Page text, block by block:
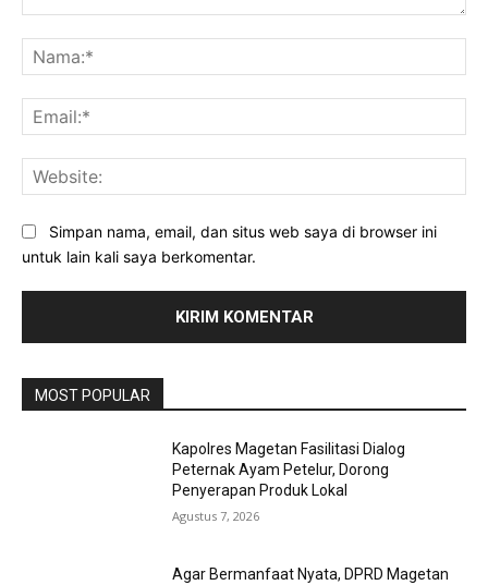
Simpan nama, email, dan situs web saya di browser ini
untuk lain kali saya berkomentar.
MOST POPULAR
Kapolres Magetan Fasilitasi Dialog
Peternak Ayam Petelur, Dorong
Penyerapan Produk Lokal
Agustus 7, 2026
Agar Bermanfaat Nyata, DPRD Magetan